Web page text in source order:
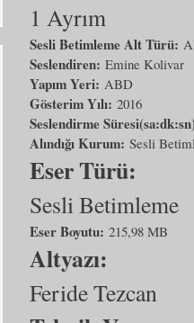
1 Ayrım
Sesli Betimleme Alt Türü:
Seslendiren: Emine Kolivar
Yapım Yeri: ABD
Gösterim Yılı: 2016
Seslendirme
Alındığı Kurum: Sesli
Eser Türü:
Sesli Betimleme
Eser Boyutu: 215,98 MB
Altyazı:
Feride Tezcan